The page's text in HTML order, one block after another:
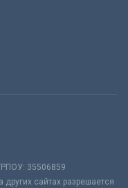
35506859
сайтах разрешается